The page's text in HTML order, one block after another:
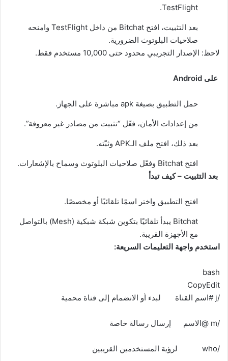
TestFlight.
بعد التثبيت، افتح Bitchat من داخل TestFlight وامنحه
صلاحيات البلوتوث الضرورية.
لاحظ: الإصدار التجريبي محدود حتى 10,000 مستخدم فقط.
على Android
حمل التطبيق بصيغة apk مباشرة على الجهاز.
من إعدادات الأمان، فعّل “تثبيت من مصادر غير معروفة”.
بعد ذلك، افتح ملف الـAPK وثبّته.
افتح Bitchat وفعّل صلاحيات البلوتوث وسماح بالإشعارات.
بعد التثبيت – كيف تبدأ
افتح التطبيق واختر اسمًا تلقائيًا أو مخصصًا.
Bitchat يبدأ تلقائيًا بتكوين شبكة شبكية (Mesh) بالتواصل
مع الأجهزة القريبة.
استخدم واجهة التعليمات السريعة:
bash
CopyEdit
/j #اسم القناة لبدء أو الانضمام إلى قناة محمية
/m @الاسم إرسال رسالة خاصة
/who لرؤية المستخدمين القريبين